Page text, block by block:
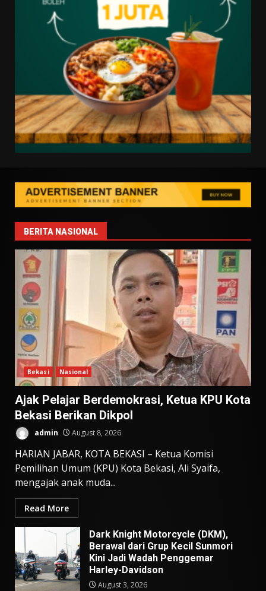
BERITA NASIONAL
Bekasi Nasional
Ajak Pelajar Berdemokrasi, Ketua KPU Kota
Bekasi Berikan Dikpol
admin August 8, 2026
HARIAN JABAR, KOTA BEKASI – Ketua Komisi
Pemilihan Umum (KPU) Kota Bekasi, Ali Syaifa,
mengajak anak muda...
Read More
Dark Knight Motorcycle (DKM),
Berawal dari Grup Kecil Sunmori
Kini Jadi Wadah Penggemar
Harley-Davidson
August 3, 2026